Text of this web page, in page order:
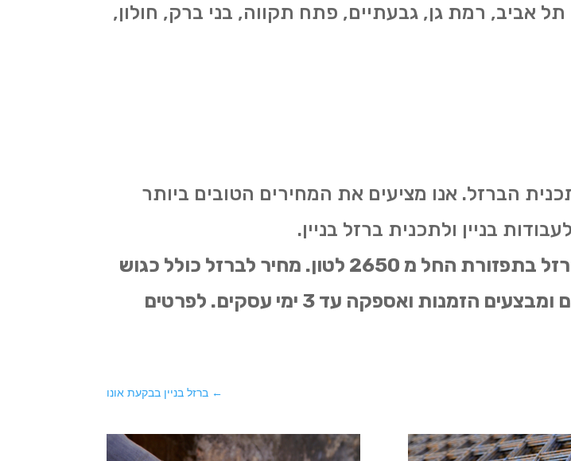
אביב, רמת גן, גבעתיים, פתח תקווה, בני ברק, חולון,
הברזל. אנו מציעים את המחירים הטובים ביותר
בניין ולתכנית ברזל בניין.
מחיר ברזל בניין החל מ-2580 ש"ח לטון, מחיר ברזל בתפזורת החל מ 2650 לטון. מחיר לברזל כולל כגוש
דןף חיתוך ועיבוד החל מ 2800 ש"ח לטון . מקבלים ומבצעים הזמנות ואספקה עד 3 ימי עסקים. לפרטים
← ברזל בניין בבקעת אונו